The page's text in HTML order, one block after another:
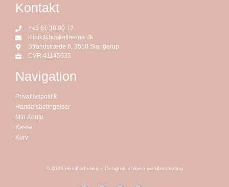
Kontakt
+45 61 39 90 12
klinik@hoskatherina.dk
Strandstræde 6, 3550 Slangerup
CVR 41145935
Navigation
Privatlivspolitik
Handelsbetingelser
Min Konto
Kasse
Kurv
© 2026 Hos Katherina – Designet afAveo web&marketing